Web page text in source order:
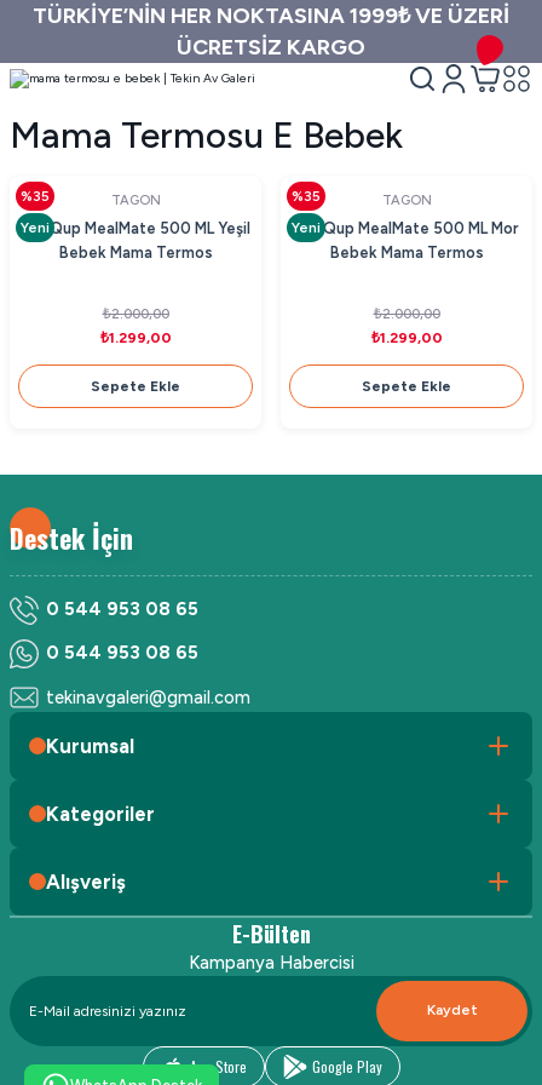
TÜRKİYE’NİN HER NOKTASINA 1999₺ VE ÜZERİ
ÜCRETSİZ KARGO
Mama Termosu E Bebek
%35
Yeni
TAGON
MiniQup MealMate 500 ML Yeşil
Bebek Mama Termos
₺2.000,00
₺1.299,00
Sepete Ekle
%35
Yeni
TAGON
MiniQup MealMate 500 ML Mor
Bebek Mama Termos
₺2.000,00
₺1.299,00
Sepete Ekle
Destek İçin
0 544 953 08 65
0 544 953 08 65
tekinavgaleri@gmail.com
Kurumsal
Kategoriler
Alışveriş
E-Bülten
Kampanya Habercisi
Kaydet
App Store Google Play